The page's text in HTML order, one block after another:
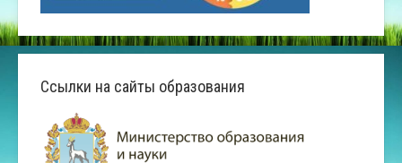
Ссылки на сайты образования